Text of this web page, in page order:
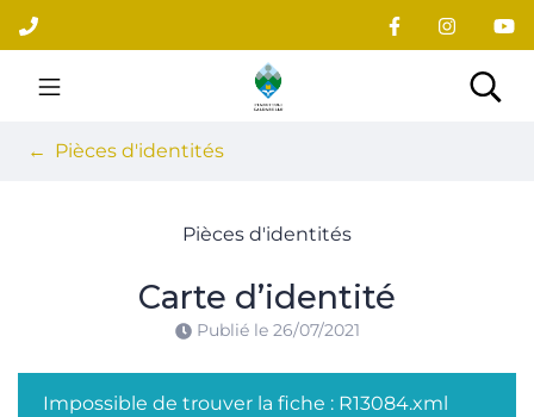
Aller
au
contenu
Site officiel du village
Pièces d'identités
Pièces d'identités
Carte d’identité
Publié le 26/07/2021
Impossible de trouver la fiche : R13084.xml